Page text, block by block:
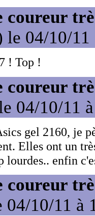
coureur
04/10/11
! Top !
coureur
04/10/11
gel 2160, je
Elles ont un
lourdes.. enfin
coureur
10/11 à